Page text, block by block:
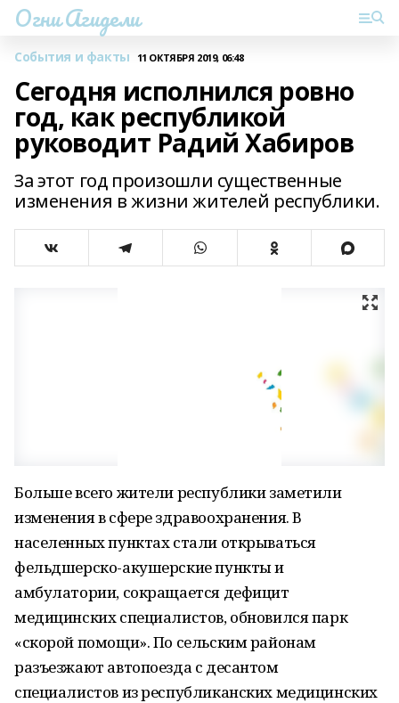
Огни Агидели
События и факты 11 ОКТЯБРЯ 2019, 06:48
Сегодня исполнился ровно
год, как республикой
руководит Радий Хабиров
За этот год произошли существенные
изменения в жизни жителей республики.
Больше всего жители республики заметили
изменения в сфере здравоохранения. В
населенных пунктах стали открываться
фельдшерско-акушерские пункты и
амбулатории, сокращается дефицит
медицинских специалистов, обновился парк
«скорой помощи». По сельским районам
разъезжают автопоезда с десантом
специалистов из республиканских медицинских